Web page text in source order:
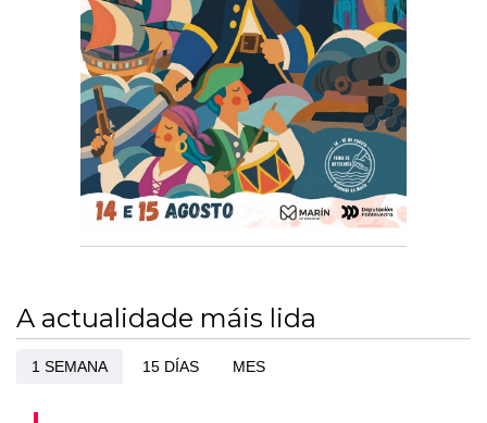
A actualidade máis lida
1 SEMANA 15 DÍAS MES